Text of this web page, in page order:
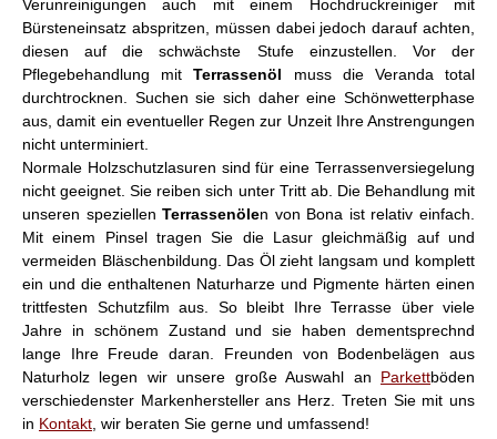
Verunreinigungen auch mit einem Hochdruckreiniger mit
Bürsteneinsatz abspritzen, müssen dabei jedoch darauf achten,
diesen auf die schwächste Stufe einzustellen. Vor der
Pflegebehandlung mitTerrassenöl muss die Veranda total
durchtrocknen. Suchen sie sich daher eine Schönwetterphase
aus, damit ein eventueller Regen zur Unzeit Ihre Anstrengungen
nicht unterminiert.
Normale Holzschutzlasuren sind für eine Terrassenversiegelung
nicht geeignet. Sie reiben sich unter Tritt ab. Die Behandlung mit
unseren speziellenTerrassenölen von Bona ist relativ einfach.
Mit einem Pinsel tragen Sie die Lasur gleichmäßig auf und
vermeiden Bläschenbildung. Das Öl zieht langsam und komplett
ein und die enthaltenen Naturharze und Pigmente härten einen
trittfesten Schutzfilm aus. So bleibt Ihre Terrasse über viele
Jahre in schönem Zustand und sie haben dementsprechnd
lange Ihre Freude daran. Freunden von Bodenbelägen aus
Naturholz legen wir unsere große Auswahl an Parkettböden
verschiedenster Markenhersteller ans Herz. Treten Sie mit uns
in Kontakt , wir beraten Sie gerne und umfassend!